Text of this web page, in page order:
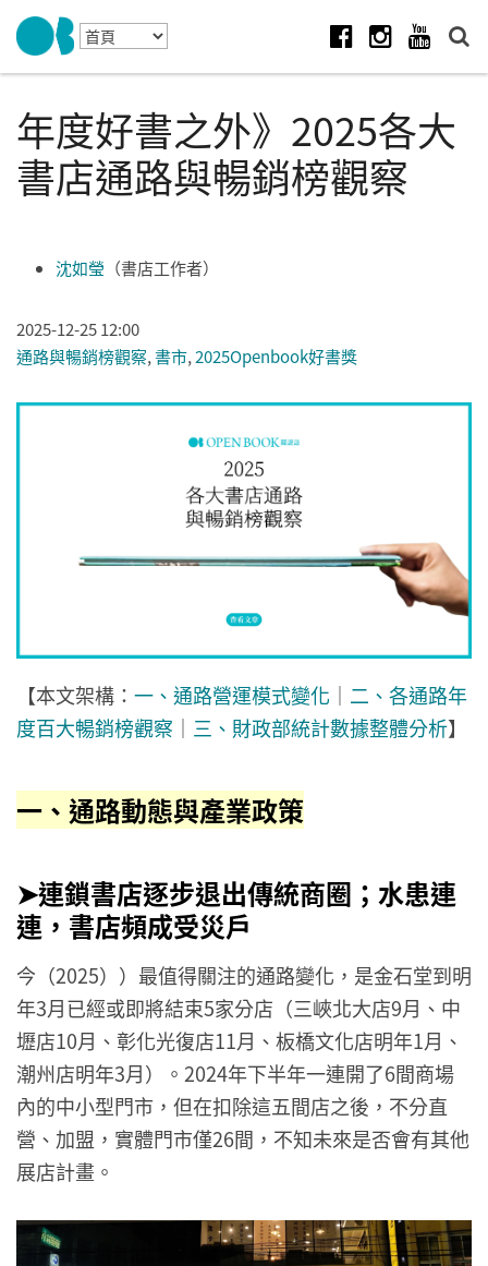
Skip to navigation
移至主內容
年度好書之外》2025各大
書店通路與暢銷榜觀察
沈如瑩 （書店工作者）
2025-12-25 12:00
通路與暢銷榜觀察,書市,2025Openbook好書獎
【本文架構： 一、通路營運模式變化 ｜ 二、各通路年
度百大暢銷榜觀察 ｜ 三、財政部統計數據整體分析】
一、通路動態與產業政策
➤連鎖書店逐步退出傳統商圈；水患連
連，書店頻成受災戶
今（2025））最值得關注的通路變化，是金石堂到明
年3月已經或即將結束5家分店（三峽北大店9月、中
壢店10月、彰化光復店11月、板橋文化店明年1月、
潮州店明年3月）。2024年下半年一連開了6間商場
內的中小型門市，但在扣除這五間店之後，不分直
營、加盟，實體門市僅26間，不知未來是否會有其他
展店計畫。